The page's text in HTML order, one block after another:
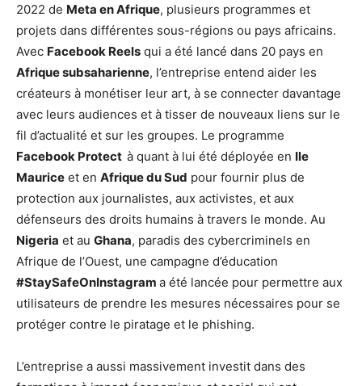
2022 de Meta en Afrique, plusieurs programmes et
projets dans différentes sous-régions ou pays africains.
Avec Facebook Reels qui a été lancé dans 20 pays en
Afrique subsaharienne, l’entreprise entend aider les
créateurs à monétiser leur art, à se connecter davantage
avec leurs audiences et à tisser de nouveaux liens sur le
fil d’actualité et sur les groupes. Le programme
Facebook Protect à quant à lui été déployée en Ile
Maurice et en Afrique du Sud pour fournir plus de
protection aux journalistes, aux activistes, et aux
défenseurs des droits humains à travers le monde. Au
Nigeria et au Ghana, paradis des cybercriminels en
Afrique de l’Ouest, une campagne d’éducation
#StaySafeOnInstagram a été lancée pour permettre aux
utilisateurs de prendre les mesures nécessaires pour se
protéger contre le piratage et le phishing.
L’entreprise a aussi massivement investit dans des